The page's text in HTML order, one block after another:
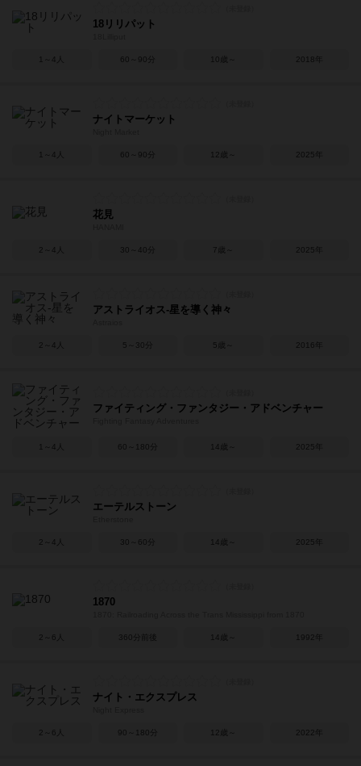
18リリパット
1～4人 60～90分 10歳～ 2018年
ナイトマーケット
1～4人 60～90分 12歳～ 2025年
花見
2～4人 30～40分 7歳～ 2025年
アストライオス-星を導く神々
2～4人 5～30分 5歳～ 2016年
ファイティング・ファンタジー・アドベンチャー
1～4人 60～180分 14歳～ 2025年
エーテルストーン
2～4人 30～60分 14歳～ 2025年
1870
2～6人 360分前後 14歳～ 1992年
ナイト・エクスプレス
2～6人 90～180分 12歳～ 2022年